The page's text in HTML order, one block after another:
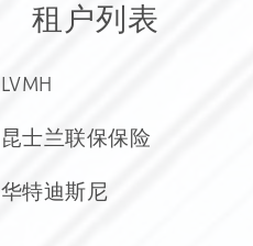
租户列表
LVMH
昆士兰联保保险
华特迪斯尼